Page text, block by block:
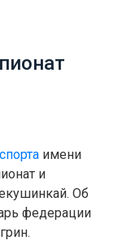
спорта имени
и
Об
федерации